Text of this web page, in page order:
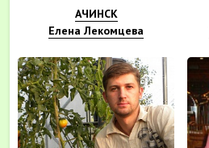
АЧИНСК
Елена Лекомцева